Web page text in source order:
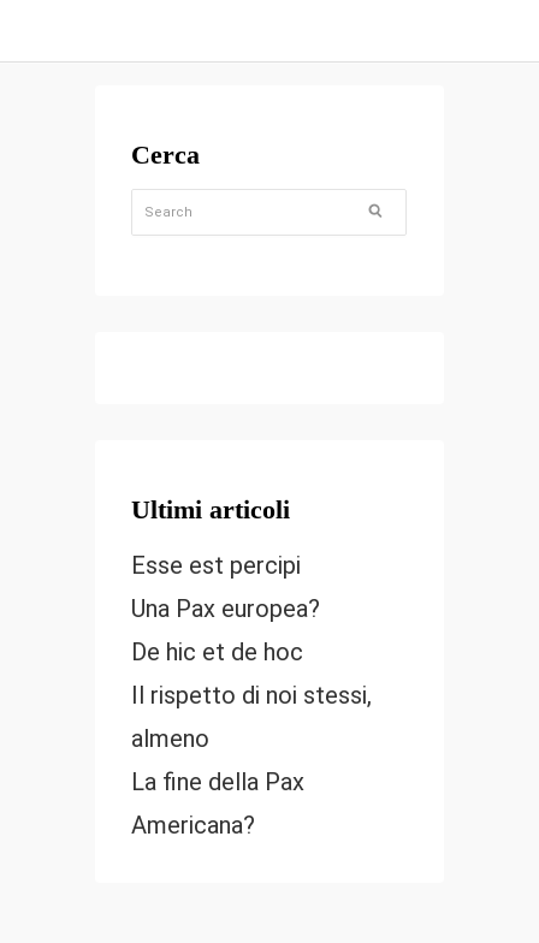
Cerca
Ultimi articoli
Esse est percipi
Una Pax europea?
De hic et de hoc
Il rispetto di noi stessi,
almeno
La fine della Pax
Americana?